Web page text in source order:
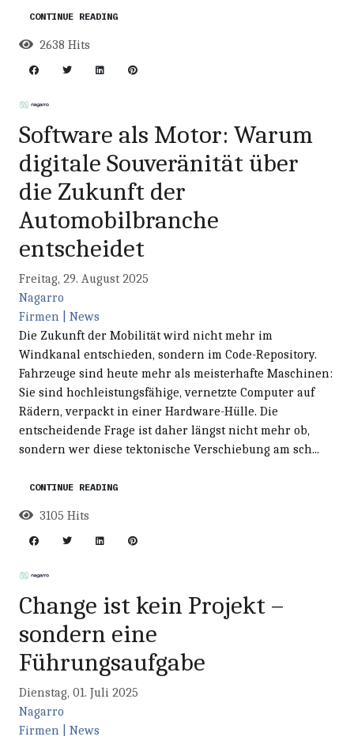
CONTINUE READING
2638 Hits
Software als Motor: Warum
digitale Souveränität über
die Zukunft der
Automobilbranche
entscheidet
Freitag, 29. August 2025
Nagarro
Firmen | News
Die Zukunft der Mobilität wird nicht mehr im
Windkanal entschieden, sondern im Code-Repository.
Fahrzeuge sind heute mehr als meisterhafte Maschinen:
Sie sind hochleistungsfähige, vernetzte Computer auf
Rädern, verpackt in einer Hardware-Hülle. Die
entscheidende Frage ist daher längst nicht mehr ob,
sondern wer diese tektonische Verschiebung am sch...
CONTINUE READING
3105 Hits
Change ist kein Projekt –
sondern eine
Führungsaufgabe
Dienstag, 01. Juli 2025
Nagarro
Firmen | News